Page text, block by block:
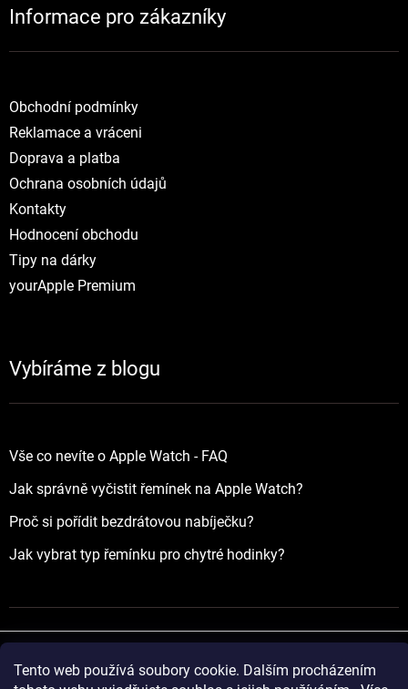
Tento web používá soubory cookie. Dalším procházením
Informace pro zákazníky
Obchodní podmínky
Reklamace a vráceni
Doprava a platba
Ochrana osobních údajů
Kontakty
Hodnocení obchodu
Tipy na dárky
yourApple Premium
Vybíráme z blogu
Vše co nevíte o Apple Watch - FAQ
Jak správně vyčistit řemínek na Apple Watch?
Proč si pořídit bezdrátovou nabíječku?
Jak vybrat typ řemínku pro chytré hodinky?
Vytvořil Shoptet